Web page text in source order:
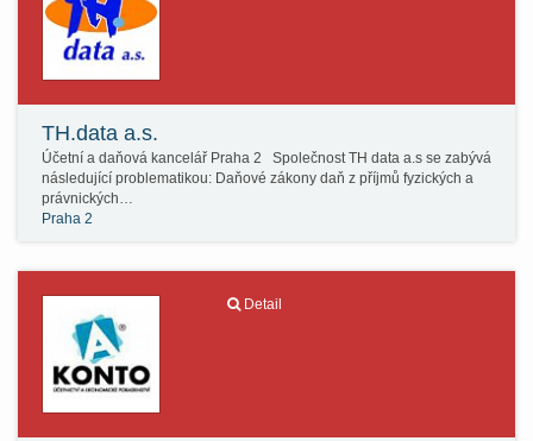
TH.data a.s.
Účetní a daňová kancelář Praha 2 Společnost TH data a.s se zabývá
následující problematikou: Daňové zákony daň z příjmů fyzických a
právnických…
Praha 2
Detail